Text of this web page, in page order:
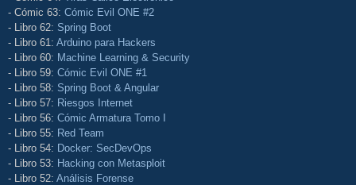
- Cómic 63: Cómic Evil ONE #2
- Libro 62: Spring Boot
- Libro 61: Arduino para Hackers
- Libro 60: Machine Learning & Security
- Libro 59: Cómic Evil ONE #1
- Libro 58: Spring Boot & Angular
- Libro 57: Riesgos Internet
- Libro 56: Cómic Armatura Tomo I
- Libro 55: Red Team
- Libro 54: Docker: SecDevOps
- Libro 53: Hacking con Metasploit
- Libro 52: Análisis Forense